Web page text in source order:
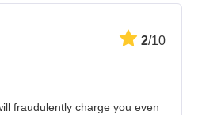
2/10
fraudulently charge you even